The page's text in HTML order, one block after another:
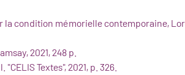
la condition mémorielle contemporaine,
2021, 248 p.
Textes", 2021, p. 326.